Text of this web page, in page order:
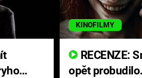
KINOFILMY
opět